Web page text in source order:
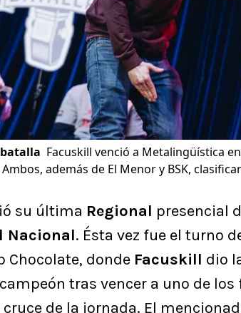
Facuskill venció a Metalingüística
además de El Menor y BSK,
su última Regional presencial
Nacional. Ésta vez fue el turno
Chocolate, donde Facuskill dio
tras vencer a uno de los
de la jornada. El